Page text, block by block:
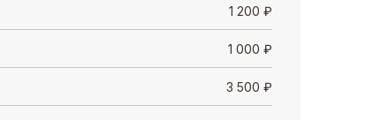
1 200 ₽
1 000 ₽
3 500 ₽